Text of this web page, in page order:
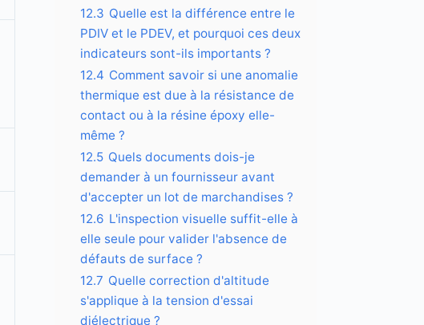
12.3 Quelle est la différence entre le
PDIV et le PDEV, et pourquoi ces deux
indicateurs sont-ils importants ?
12.4 Comment savoir si une anomalie
thermique est due à la résistance de
contact ou à la résine époxy elle-
même ?
12.5 Quels documents dois-je
demander à un fournisseur avant
d'accepter un lot de marchandises ?
12.6 L'inspection visuelle suffit-elle à
elle seule pour valider l'absence de
défauts de surface ?
12.7 Quelle correction d'altitude
s'applique à la tension d'essai
diélectrique ?